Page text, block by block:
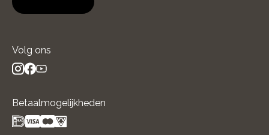
Volg ons
Betaalmogelijkheden